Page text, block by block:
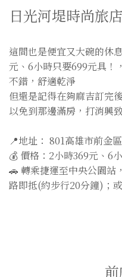
日光河堤時尚旅店
這間也是便宜又大碗的休
元、6小時只要699元具！
不錯，舒適乾淨
但還是記得在夠麻吉訂完
以免到那邊滿房，打消興
📍地址： 801高雄市前金
💰 價格：2小時369元、6
🚗 轉乘捷運至中央公園站
路即抵(約步行20分鐘)；